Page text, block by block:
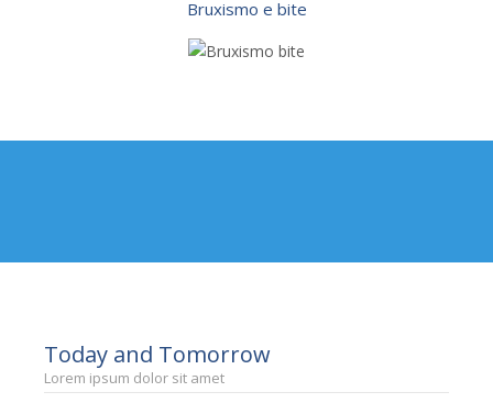
Bruxismo e bite
Today and Tomorrow
Lorem ipsum dolor sit amet